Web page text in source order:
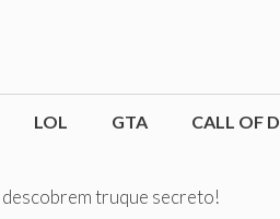
LOL GTA CALL OF
truque secreto!